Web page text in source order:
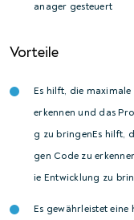
anager gesteuert
Vorteile
Es hilft, die
erkennen und das
g zu bringenEs hilft,
gen Code zu
ie Entwicklung zu
Es gewährleistet